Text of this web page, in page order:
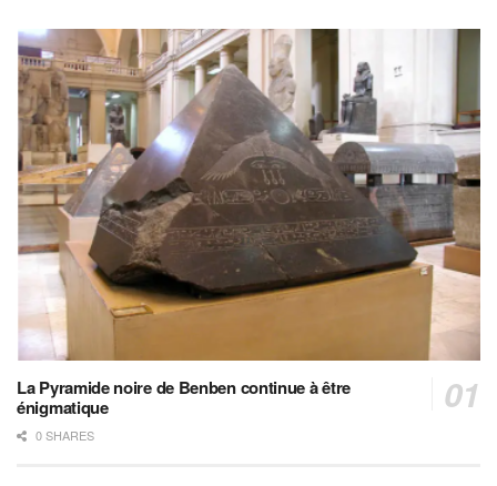
La Pyramide noire de Benben continue à être
énigmatique
0 SHARES